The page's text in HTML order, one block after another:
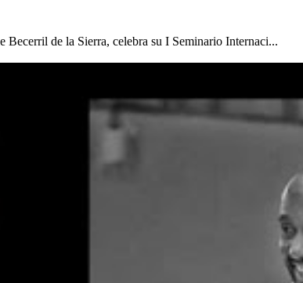
de la Sierra, celebra su I Seminario Internaci...